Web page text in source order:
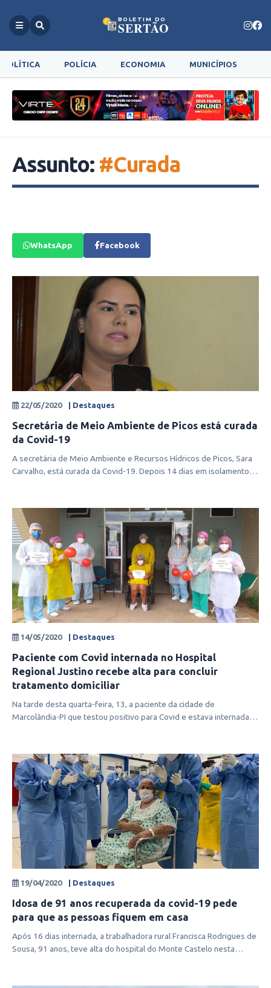
BOLETIM DO
SERTÃO
POLÍTICA POLÍCIA ECONOMIA MUNICÍPIOS
Assunto: #Curada
WhatsApp Facebook
22/05/2020 | Destaques
Secretária de Meio Ambiente de Picos está curada
da Covid-19
A secretária de Meio Ambiente e Recursos Hídricos de Picos, Sara
Carvalho, está curada da Covid-19. Depois 14 dias em isolamento,
14/05/2020 | Destaques
Paciente com Covid internada no Hospital
Regional Justino recebe alta para concluir
tratamento domiciliar
Na tarde desta quarta-feira, 13, a paciente da cidade de
Marcolândia-PI que testou positivo para Covid e estava internada
19/04/2020 | Destaques
Idosa de 91 anos recuperada da covid-19 pede
para que as pessoas fiquem em casa
Após 16 dias internada, a trabalhadora rural Francisca Rodrigues de
Sousa, 91 anos, teve alta do hospital do Monte Castelo nesta